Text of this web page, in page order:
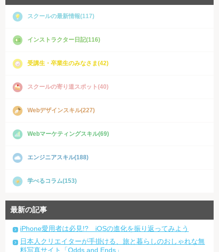
スクールの最新情報(117)
インストラクター日記(116)
受講生・卒業生のみなさま(42)
スクールの寄り道スポット(40)
Webデザインスキル(227)
Webマーケティングスキル(69)
エンジニアスキル(188)
学べるコラム(153)
最新の記事
iPhone愛用者は必見!? iOSの進化を振り返ってみよう
日本人クリエイターが手掛ける、旅と暮らしのおしゃれな無
料写真サイト「Odds and Ends」